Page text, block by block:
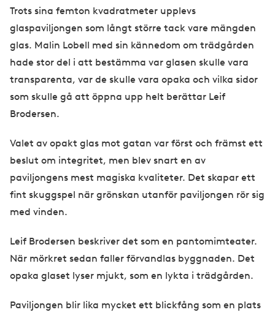
Trots sina femton kvadratmeter upplevs
glaspaviljongen som långt större tack vare mängden
glas. Malin Lobell med sin kännedom om trädgården
hade stor del i att bestämma var glasen skulle vara
transparenta, var de skulle vara opaka och vilka sidor
som skulle gå att öppna upp helt berättar Leif
Brodersen.
Valet av opakt glas mot gatan var först och främst ett
beslut om integritet, men blev snart en av
paviljongens mest magiska kvaliteter. Det skapar ett
fint skuggspel när grönskan utanför paviljongen rör sig
med vinden.
Leif Brodersen beskriver det som en pantomimteater.
När mörkret sedan faller förvandlas byggnaden. Det
opaka glaset lyser mjukt, som en lykta i trädgården.
Paviljongen blir lika mycket ett blickfång som en plats